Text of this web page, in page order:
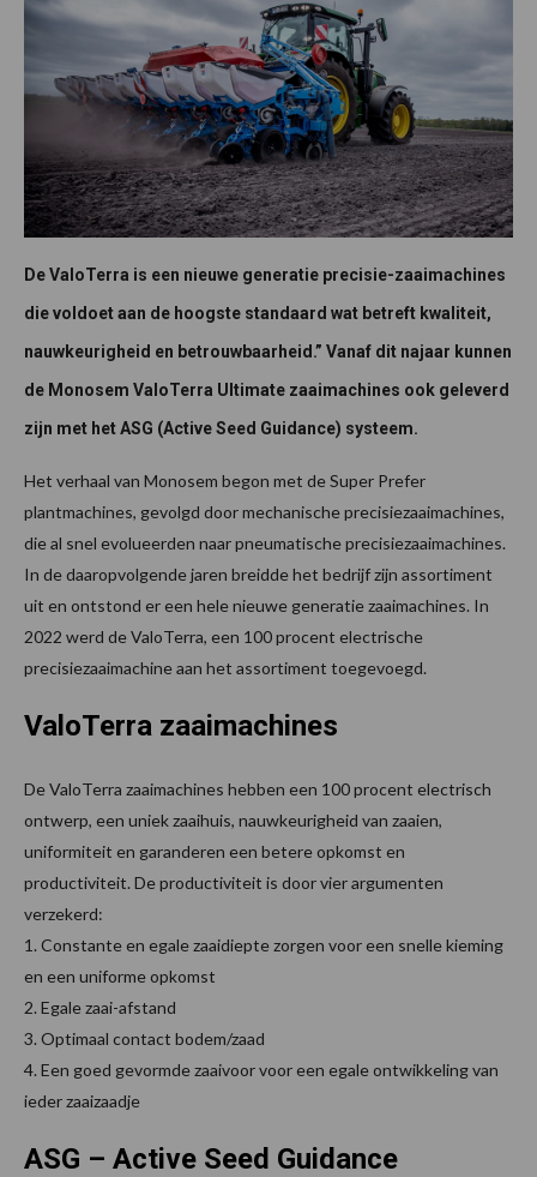
De ValoTerra is een nieuwe generatie precisie-zaaimachines
die voldoet aan de hoogste standaard wat betreft kwaliteit,
nauwkeurigheid en betrouwbaarheid.” Vanaf dit najaar kunnen
de Monosem ValoTerra Ultimate zaaimachines ook geleverd
zijn met het ASG (Active Seed Guidance) systeem.
Het verhaal van Monosem begon met de Super Prefer
plantmachines, gevolgd door mechanische precisiezaaimachines,
die al snel evolueerden naar pneumatische precisiezaaimachines.
In de daaropvolgende jaren breidde het bedrijf zijn assortiment
uit en ontstond er een hele nieuwe generatie zaaimachines. In
2022 werd de ValoTerra, een 100 procent electrische
precisiezaaimachine aan het assortiment toegevoegd.
ValoTerra zaaimachines
De ValoTerra zaaimachines hebben een 100 procent electrisch
ontwerp, een uniek zaaihuis, nauwkeurigheid van zaaien,
uniformiteit en garanderen een betere opkomst en
productiviteit. De productiviteit is door vier argumenten
verzekerd:
1. Constante en egale zaaidiepte zorgen voor een snelle kieming
en een uniforme opkomst
2. Egale zaai-afstand
3. Optimaal contact bodem/zaad
4. Een goed gevormde zaaivoor voor een egale ontwikkeling van
ieder zaaizaadje
ASG – Active Seed Guidance